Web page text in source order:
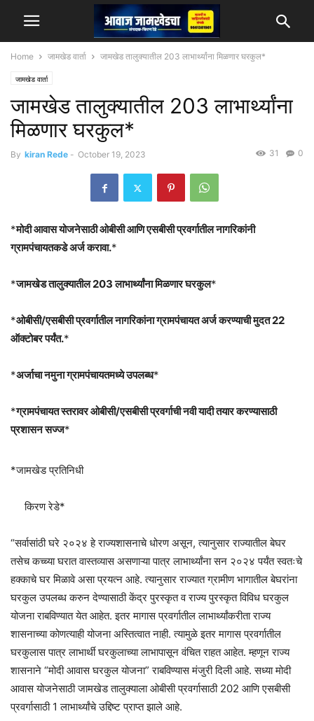
Home जामखेड वार्ता जामखेड तालुक्यातील 203 लाभार्थ्यांना मिळणार घरकुल*
जामखेड वार्ता
जामखेड तालुक्यातील 203 लाभार्थ्यांना
मिळणार घरकुल*
By kiran Rede - October 19, 2023 0
31
*मोदी आवास योजनेसाठी ओबीसी आणि एसबीसी प्रवर्गातील नागरिकांनी
ग्रामपंचायतकडे अर्ज करावा.*
*जामखेड तालुक्यातील 203 लाभार्थ्यांना मिळणार घरकुल*
*ओबीसी/एसबीसी प्रवर्गातील नागरिकांना ग्रामपंचायत अर्ज करण्याची मुदत 22
ऑक्टोबर पर्यंत.*
*अर्जाचा नमुना ग्रामपंचायतमध्ये उपलब्ध*
*ग्रामपंचायत स्तरावर ओबीसी/एसबीसी प्रवर्गाची नवी यादी तयार करण्यासाठी
प्रशासन सज्ज*
*जामखेड प्रतिनिधी
किरण रेडे*
“सर्वासांठी घरे २०२४ हे राज्यशासनाचे धोरण असून, त्यानुसार राज्यातील बेघर
तसेच कच्च्या घरात वास्तव्यास असणाऱ्या पात्र लाभार्थ्यांना सन २०२४ पर्यंत स्वतःचे
हक्काचे घर मिळावे असा प्रयत्न आहे. त्यानुसार राज्यात ग्रामीण भागातील बेघरांना
घरकुल उपलब्ध करुन देण्यासाठी केंद्र पुरस्कृत व राज्य पुरस्कृत विविध घरकुल
योजना राबविण्यात येत आहेत. इतर मागास प्रवर्गातील लाभार्थ्यांकरीता राज्य
शासनाच्या कोणत्याही योजना अस्तित्वात नाही. त्यामुळे इतर मागास प्रवर्गातील
घरकुलास पात्र लाभार्थी घरकुलाच्या लाभापासून वंचित राहत आहेत. म्हणून राज्य
शासनाने “मोदी आवास घरकुल योजना” राबविण्यास मंजुरी दिली आहे. सध्या मोदी
आवास योजनेसाठी जामखेड तालुक्याला ओबीसी प्रवर्गासाठी 202 आणि एसबीसी
प्रवर्गासाठी 1 लाभार्थ्यांचे उद्दिष्ट प्राप्त झाले आहे.